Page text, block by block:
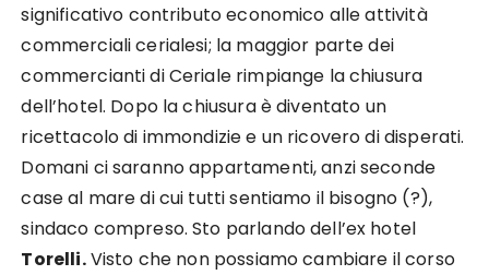
significativo contributo economico alle attività
commerciali cerialesi; la maggior parte dei
commercianti di Ceriale rimpiange la chiusura
dell’hotel. Dopo la chiusura è diventato un
ricettacolo di immondizie e un ricovero di disperati.
Domani ci saranno appartamenti, anzi seconde
case al mare di cui tutti sentiamo il bisogno (?),
sindaco compreso. Sto parlando dell’ex hotel
Torelli.Visto che non possiamo cambiare il corso